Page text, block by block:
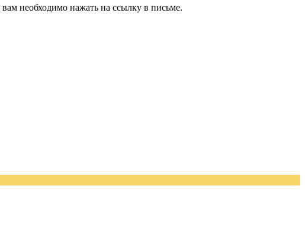
необходимо нажать на ссылку в письме.